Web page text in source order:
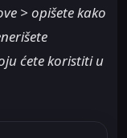
> opišete kako
ćete koristiti u